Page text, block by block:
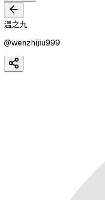
温之九
@wenzhijiu999